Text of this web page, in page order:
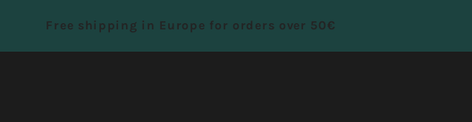
Free shipping in Europe for orders over 50€